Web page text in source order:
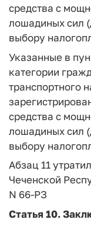
средства с
лошадиных сил
выбору
Указанные в
категории
транспортного
средства с
лошадиных сил
выбору
Абзац 11
Чеченской
N 66-РЗ
Статья 10.